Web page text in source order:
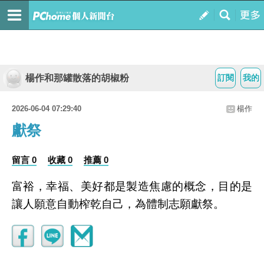
我的
訂閱
楊作和那罐散落的胡椒粉
2026-06-04 07:29:40 楊作
獻祭
留言 0 收藏 0 推薦 0
富裕，幸福、美好都是製造焦慮的概念，目的是
讓人願意自動榨乾自己，為體制志願獻祭。